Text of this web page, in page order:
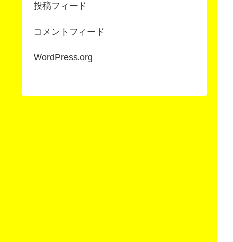
投稿フィード
コメントフィード
WordPress.org